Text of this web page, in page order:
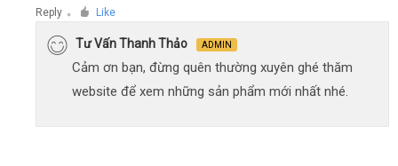
Reply ● Like
Tư Vấn Thanh Thảo ADMIN
Cảm ơn bạn, đừng quên thường xuyên ghé thăm
website để xem những sản phẩm mới nhất nhé.